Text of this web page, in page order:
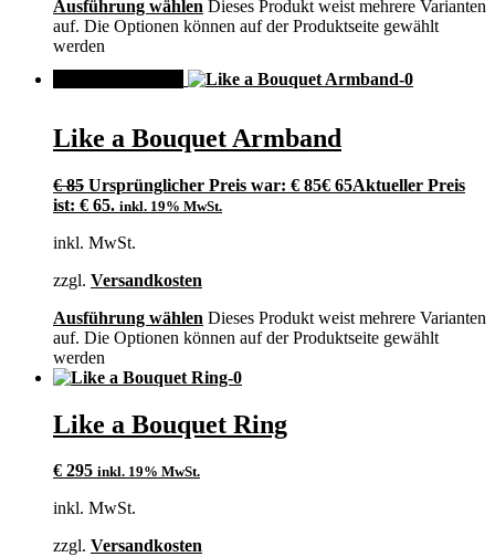
Ausführung wählen Dieses Produkt weist mehrere Varianten
auf. Die Optionen können auf der Produktseite gewählt
werden
Like a Bouquet Armband
€85 Ursprünglicher Preis war: € 85€ 65Aktueller Preis
ist: € 65. inkl. 19% MwSt.
inkl. MwSt.
zzgl. Versandkosten
Ausführung wählen Dieses Produkt weist mehrere Varianten
auf. Die Optionen können auf der Produktseite gewählt
werden
Like a Bouquet Ring
€ 295 inkl. 19% MwSt.
inkl. MwSt.
zzgl. Versandkosten